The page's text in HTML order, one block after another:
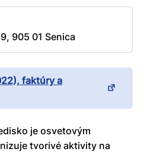
905 01 Senica
faktúry a
je osvetovým
tvorivé aktivity na